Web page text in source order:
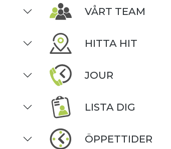
VÅRT TEAM
HITTA HIT
JOUR
LISTA DIG
ÖPPETTIDER